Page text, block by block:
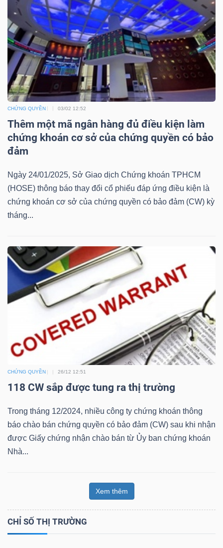
CHỨNG QUYỀN 03/02 12:52
Thêm một mã ngân hàng đủ điều kiện làm
chứng khoán cơ sở của chứng quyền có bảo
đảm
Ngày 24/01/2025, Sở Giao dịch Chứng khoán TPHCM
(HOSE) thông báo thay đổi cổ phiếu đáp ứng điều kiện là
chứng khoán cơ sở của chứng quyền có bảo đảm (CW) kỳ
tháng...
CHỨNG QUYỀN 26/12 12:51
118 CW sắp được tung ra thị trường
Trong tháng 12/2024, nhiều công ty chứng khoán thông
báo chào bán chứng quyền có bảo đảm (CW) sau khi nhận
được Giấy chứng nhận chào bán từ Ủy ban chứng khoán
Nhà...
Xem thêm
CHỈ SỐ THỊ TRƯỜNG
BẤT
ĐỘNG
SẢN
Mã
chứng
khoán
(-)
Tất cả Cổ phiếu Chỉ số Chứng chỉ quỹ Chứng
Lãnh
đạo
Tất cả Người nội bộ Người liên quan Cổ đông lớn
Tin
tức
(-)
Bài
viết
của
giả
(-)
Báo
cáo